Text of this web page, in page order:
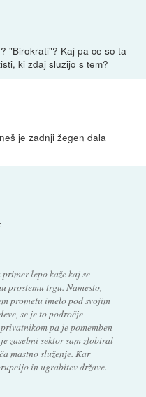
"Birokrati"? Kaj pa ce so ta
ki zdaj sluzijo s tem?
je zadnji žegen dala
lepo kaže kaj se
prostemu trgu. Namesto,
prometu imelo pod svojim
se je to področje
pa je pomemben
zasebni sektor sam zlobiral
mastno služenje. Kar
in ugrabitev države.